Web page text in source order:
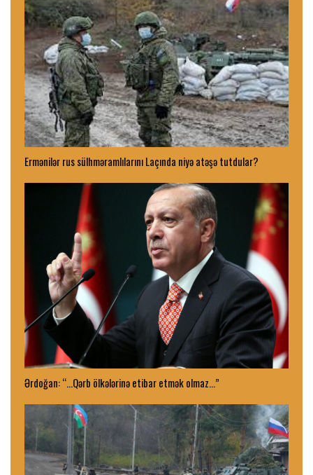
Ermənilər rus sülhməramlılarını Laçında niyə atəşə tutdular?
Ərdoğan: “…Qərb ölkələrinə etibar etmək olmaz…”